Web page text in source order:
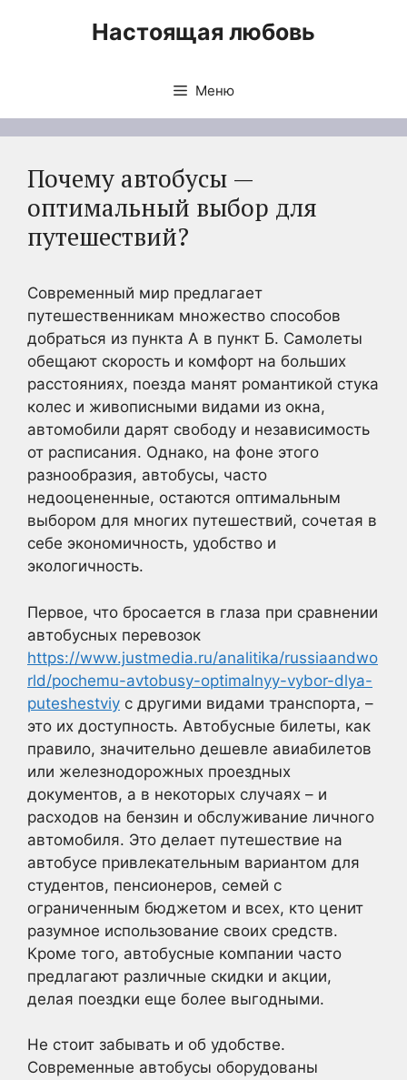
Настоящая любовь
Меню
Почему автобусы —
оптимальный выбор для
путешествий?
Современный мир предлагает
путешественникам множество способов
добраться из пункта А в пункт Б. Самолеты
обещают скорость и комфорт на больших
расстояниях, поезда манят романтикой стука
колес и живописными видами из окна,
автомобили дарят свободу и независимость
от расписания. Однако, на фоне этого
разнообразия, автобусы, часто
недооцененные, остаются оптимальным
выбором для многих путешествий, сочетая в
себе экономичность, удобство и
экологичность.
Первое, что бросается в глаза при сравнении
автобусных перевозок
https://www.justmedia.ru/analitika/russiaandwo
rld/pochemu-avtobusy-optimalnyy-vybor-dlya-
puteshestviy с другими видами транспорта, –
это их доступность. Автобусные билеты, как
правило, значительно дешевле авиабилетов
или железнодорожных проездных
документов, а в некоторых случаях – и
расходов на бензин и обслуживание личного
автомобиля. Это делает путешествие на
автобусе привлекательным вариантом для
студентов, пенсионеров, семей с
ограниченным бюджетом и всех, кто ценит
разумное использование своих средств.
Кроме того, автобусные компании часто
предлагают различные скидки и акции,
делая поездки еще более выгодными.
Не стоит забывать и об удобстве.
Современные автобусы оборудованы